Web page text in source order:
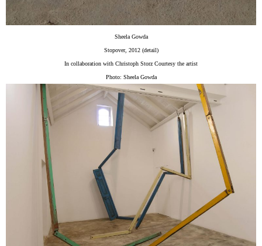
Sheela Gowda
Stopover, 2012 (detail)
In collaboration with Christoph Storz Courtesy the artist
Photo: Sheela Gowda